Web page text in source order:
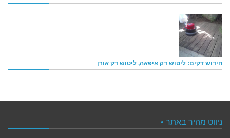
חידוש דקים: ליטוש דק איפאה, ליטוש דק אורן
ניווט מהיר באתר •